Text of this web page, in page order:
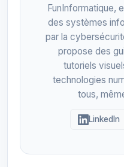
FunInformatique,
des systèmes
par la
propose des
tutoriels
technologies
tous,
LinkedIn